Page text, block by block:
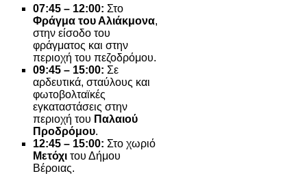
07:45 – 12:00: Στο
Φράγμα του Αλιάκμονα,
στην είσοδο του
φράγματος και στην
περιοχή του πεζοδρόμου.
09:45 – 15:00: Σε
αρδευτικά, σταύλους και
φωτοβολταϊκές
εγκαταστάσεις στην
περιοχή του Παλαιού
Προδρόμου.
12:45 – 15:00: Στο χωριό
Μετόχι του Δήμου
Βέροιας.